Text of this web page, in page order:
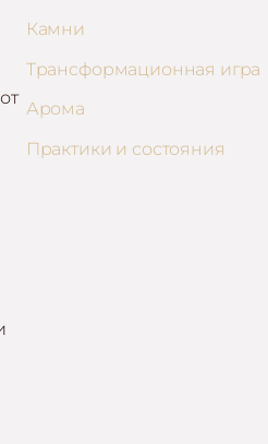
Камни
Трансформационная игра
Арома
Практики и состояния